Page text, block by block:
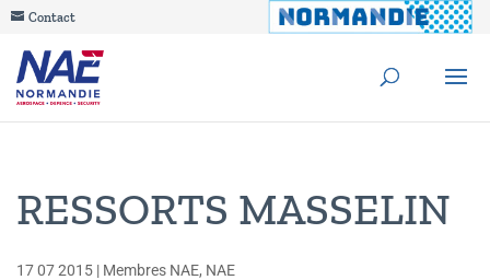
Contact
RESSORTS MASSELIN
17 07 2015 | Membres NAE, NAE